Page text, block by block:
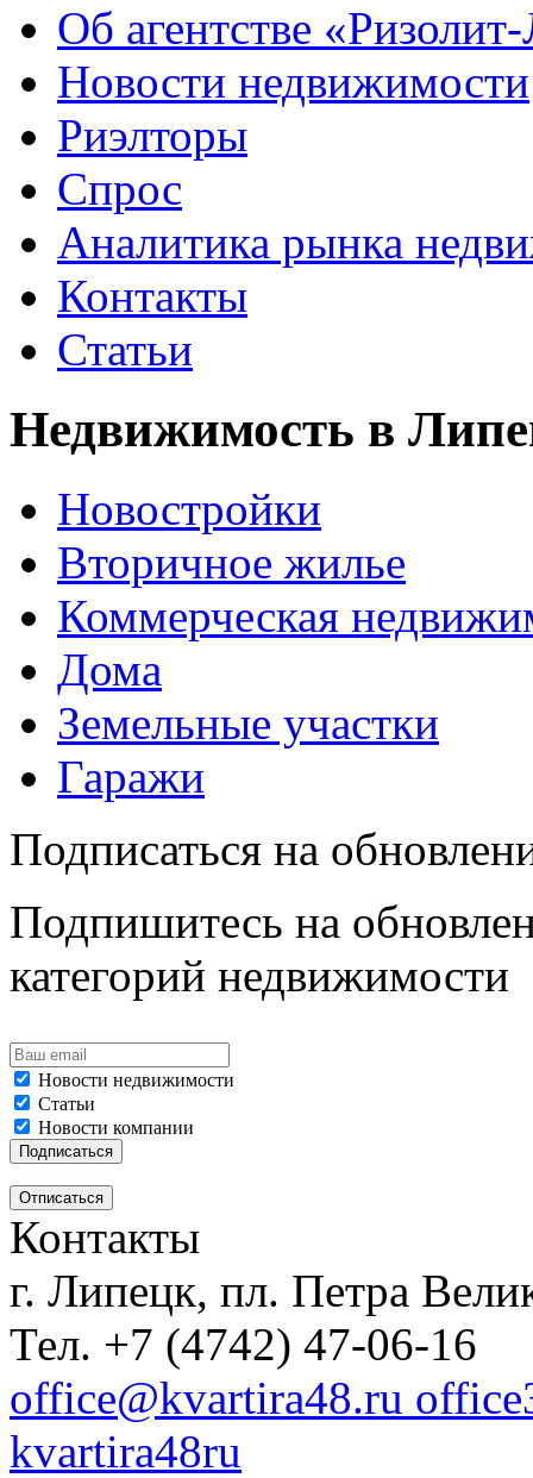
Об агентстве
Новости недвижимости
Риэлторы
Спрос
Аналитика рынка
Контакты
Статьи
Недвижимость в
Новостройки
Вторичное жилье
Коммерческая
Дома
Земельные участки
Гаражи
Подписаться на
Подпишитесь на
категорий недвижимости
Новости недвижимости
Статьи
Новости компании
Контакты
г. Липецк, пл. Петра
Тел. +7 (4742) 47-06-16
office@kvartira48.ru
kvartira48ru